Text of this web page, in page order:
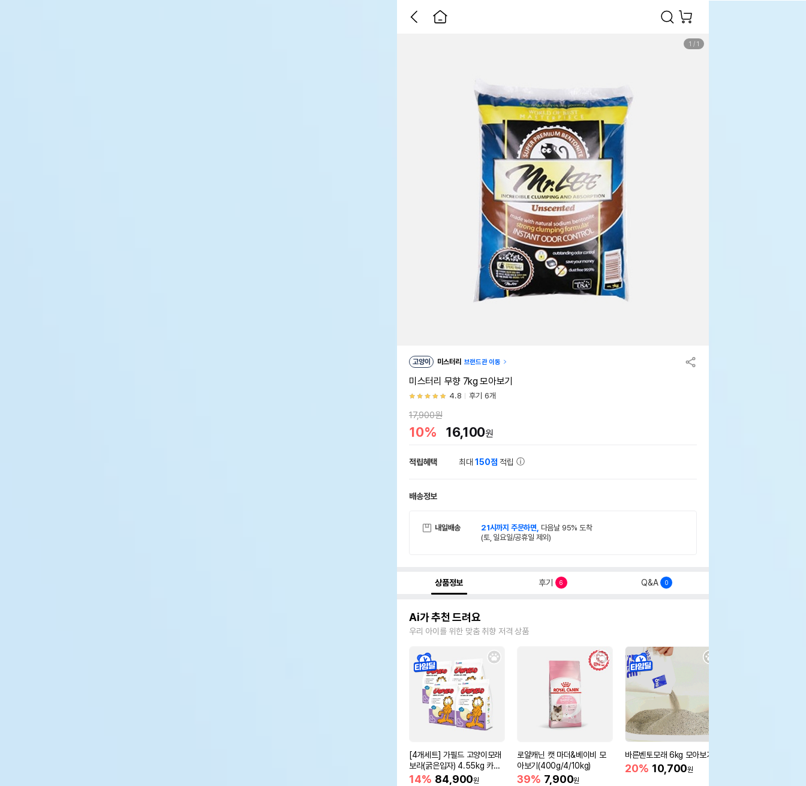
1 / 1
고양이 미스터리 브랜드관 이동
미스터리 무향 7kg 모아보기
4.8 후기 6개
17,900원
10% 16,100원
적립혜택 최대150점 적립
배송정보
내일배송 21시까지 주문하면, 다음날 95% 도착
(토, 일요일/공휴일 제외)
상품정보 후기 6 Q&A 0
Ai가 추천 드려요
우리 아이를 위한 맞춤 취향 저격 상품
[4개세트] 가필드 고양이모래
보라(굵은입자) 4.55kg 카사
바모래
14% 84,900원
로얄캐닌 캣 마더&베이비 모
아보기(400g/4/10kg)
39% 7,900원
바른벤토모래 6kg 모아보기
20% 10,700원